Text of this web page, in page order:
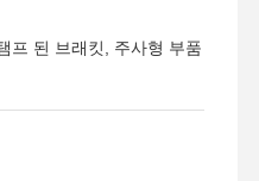
프 된 브래킷, 주사형 부품